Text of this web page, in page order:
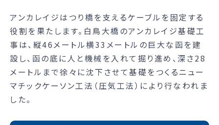
アンカレイジはつり橋を支えるケーブルを固定する
役割を果たします。白鳥大橋のアンカレイジ基礎工
事は、縦46メートル横33メートルの巨大な函を建
設し、函の底に人と機械を入れて掘り進め、深さ28
メートルまで徐々に沈下させて基礎をつくるニュー
マチックケーソン工法（圧気工法）により行なわれま
した。